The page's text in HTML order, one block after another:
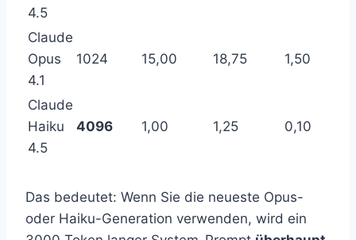
4.5
Claude
Opus
4.1
1024 15,00 18,75 1,50
Claude
Haiku
4.5
4096 1,00 1,25 0,10
Das bedeutet: Wenn Sie die neueste Opus-
oder Haiku-Generation verwenden, wird ein